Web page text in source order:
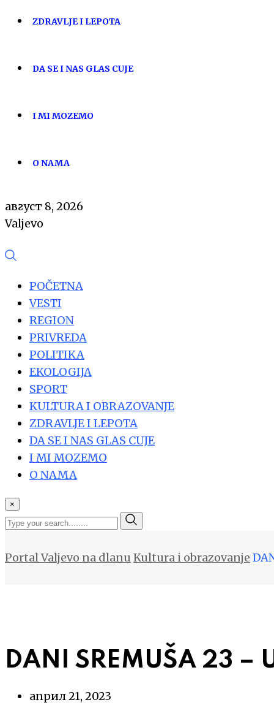
ZDRAVLJE I LEPOTA
DA SE I NAS GLAS CUJE
I MI MOZEMO
O NAMA
август 8, 2026
Valjevo
POČETNA
VESTI
REGION
PRIVREDA
POLITIKA
EKOLOGIJA
SPORT
KULTURA I OBRAZOVANJE
ZDRAVLJE I LEPOTA
DA SE I NAS GLAS CUJE
I MI MOZEMO
O NAMA
×
Portal Valjevo na dlanu Kultura i obrazovanje
DANI SREMUŠA 23 –
април 21, 2023